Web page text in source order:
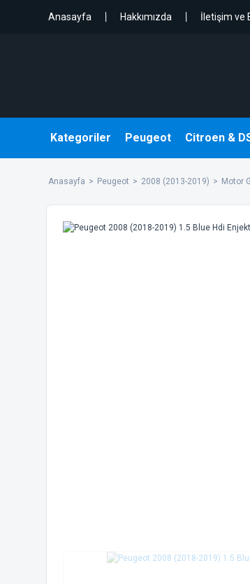
Anasayfa Hakkımızda İletişim ve
Kategoriler Peugeot Citroen &
Anasayfa Peugeot 2008 (2013-2019) Motor